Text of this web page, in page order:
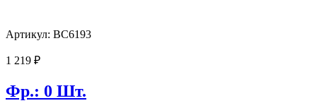
Артикул: BC6193
1 219 ₽
Фр.: 0 Шт.